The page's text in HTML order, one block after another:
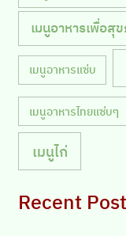
เมนูอาหารเพื่อสุ
เมนูอาหารแซ่บ
เมนูอาหารไทยแซ่บๆ
เมนูไก่
Recent